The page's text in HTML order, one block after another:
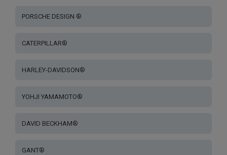
PORSCHE DESIGN ®
CATERPILLAR®
HARLEY-DAVIDSON®
YOHJI YAMAMOTO®
DAVID BECKHAM®
GANT®